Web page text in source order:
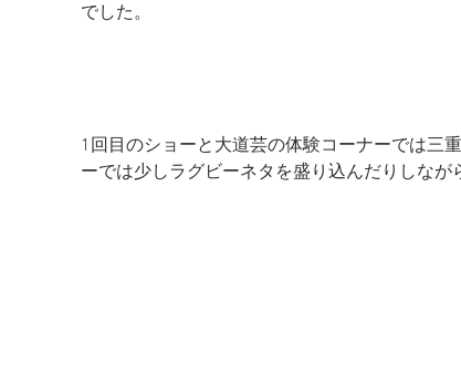
でした。
1回目のショーと大道芸の体験コーナーでは三
ーでは少しラグビーネタを盛り込んだりしなが